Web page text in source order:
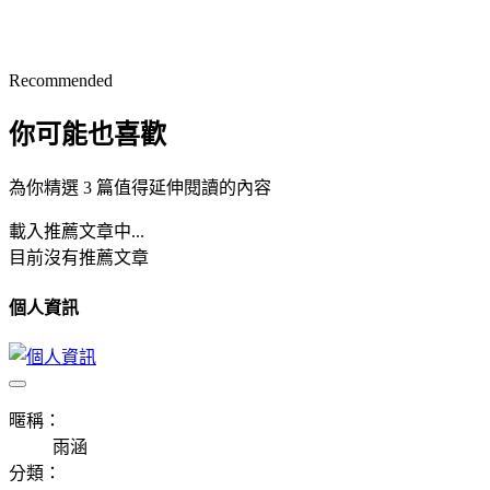
Recommended
你可能也喜歡
為你精選 3 篇值得延伸閱讀的內容
載入推薦文章中...
目前沒有推薦文章
個人資訊
暱稱：
雨涵
分類：